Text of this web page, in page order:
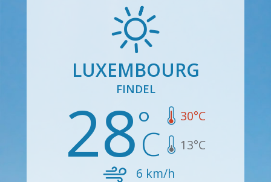
LUXEMBOURG
FINDEL
28 30°C
13°C
6 km/h